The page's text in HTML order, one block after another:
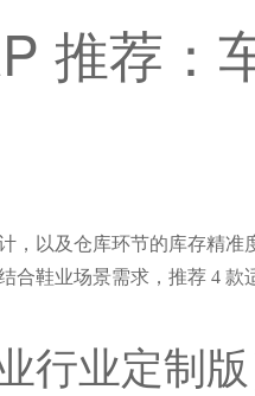
推荐：
，以及仓库环节的库存精
鞋业场景需求，推荐 4 款
行业定制版